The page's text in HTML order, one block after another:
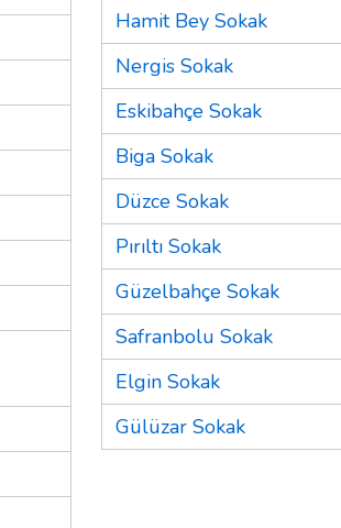
Hamit Bey Sokak
Nergis Sokak
Eskibahçe Sokak
Biga Sokak
Düzce Sokak
Pırıltı Sokak
Güzelbahçe Sokak
Safranbolu Sokak
Elgin Sokak
Gülüzar Sokak